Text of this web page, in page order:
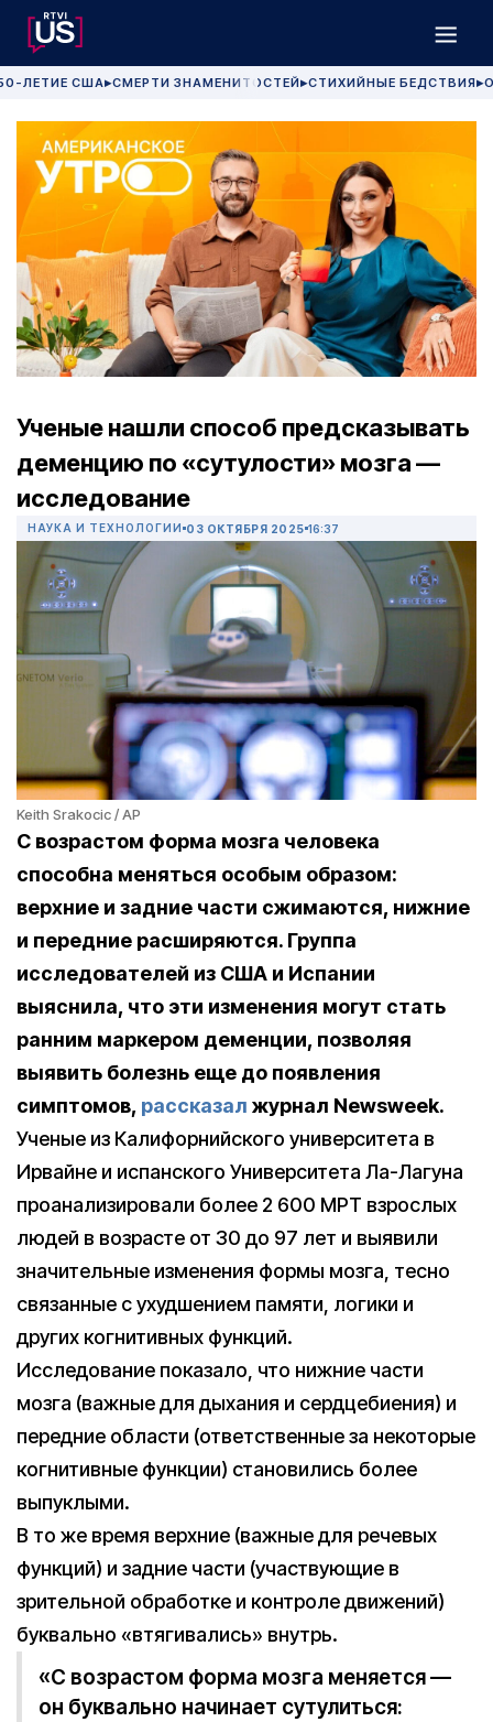
ЛЕТИЕ США▶СМЕРТИ ЗНАМЕНИТОСТЕЙ▶СТИХИЙНЫЕ БЕДСТВИЯ▶
Ученые нашли способ предсказывать
деменцию по «cутулости» мозга —
исследование
НАУКА И ТЕХНОЛОГИИ 03 ОКТЯБРЯ 2025 16:37
Keith Srakocic / AP
С возрастом форма мозга человека
способна меняться особым образом:
верхние и задние части сжимаются, нижние
и передние расширяются. Группа
исследователей из США и Испании
выяснила, что эти изменения могут стать
ранним маркером деменции, позволяя
выявить болезнь еще до появления
симптомов, рассказал журнал Newsweek.
Ученые из Калифорнийского университета в
Ирвайне и испанского Университета Ла-Лагуна
проанализировали более 2 600 МРТ взрослых
людей в возрасте от 30 до 97 лет и выявили
значительные изменения формы мозга, тесно
связанные с ухудшением памяти, логики и
других когнитивных функций.
Исследование показало, что нижние части
мозга (важные для дыхания и сердцебиения) и
передние области (ответственные за некоторые
когнитивные функции) становились более
выпуклыми.
В то же время верхние (важные для речевых
функций) и задние части (участвующие в
зрительной обработке и контроле движений)
буквально «втягивались» внутрь.
«С возрастом форма мозга меняется —
он буквально начинает сутулиться: